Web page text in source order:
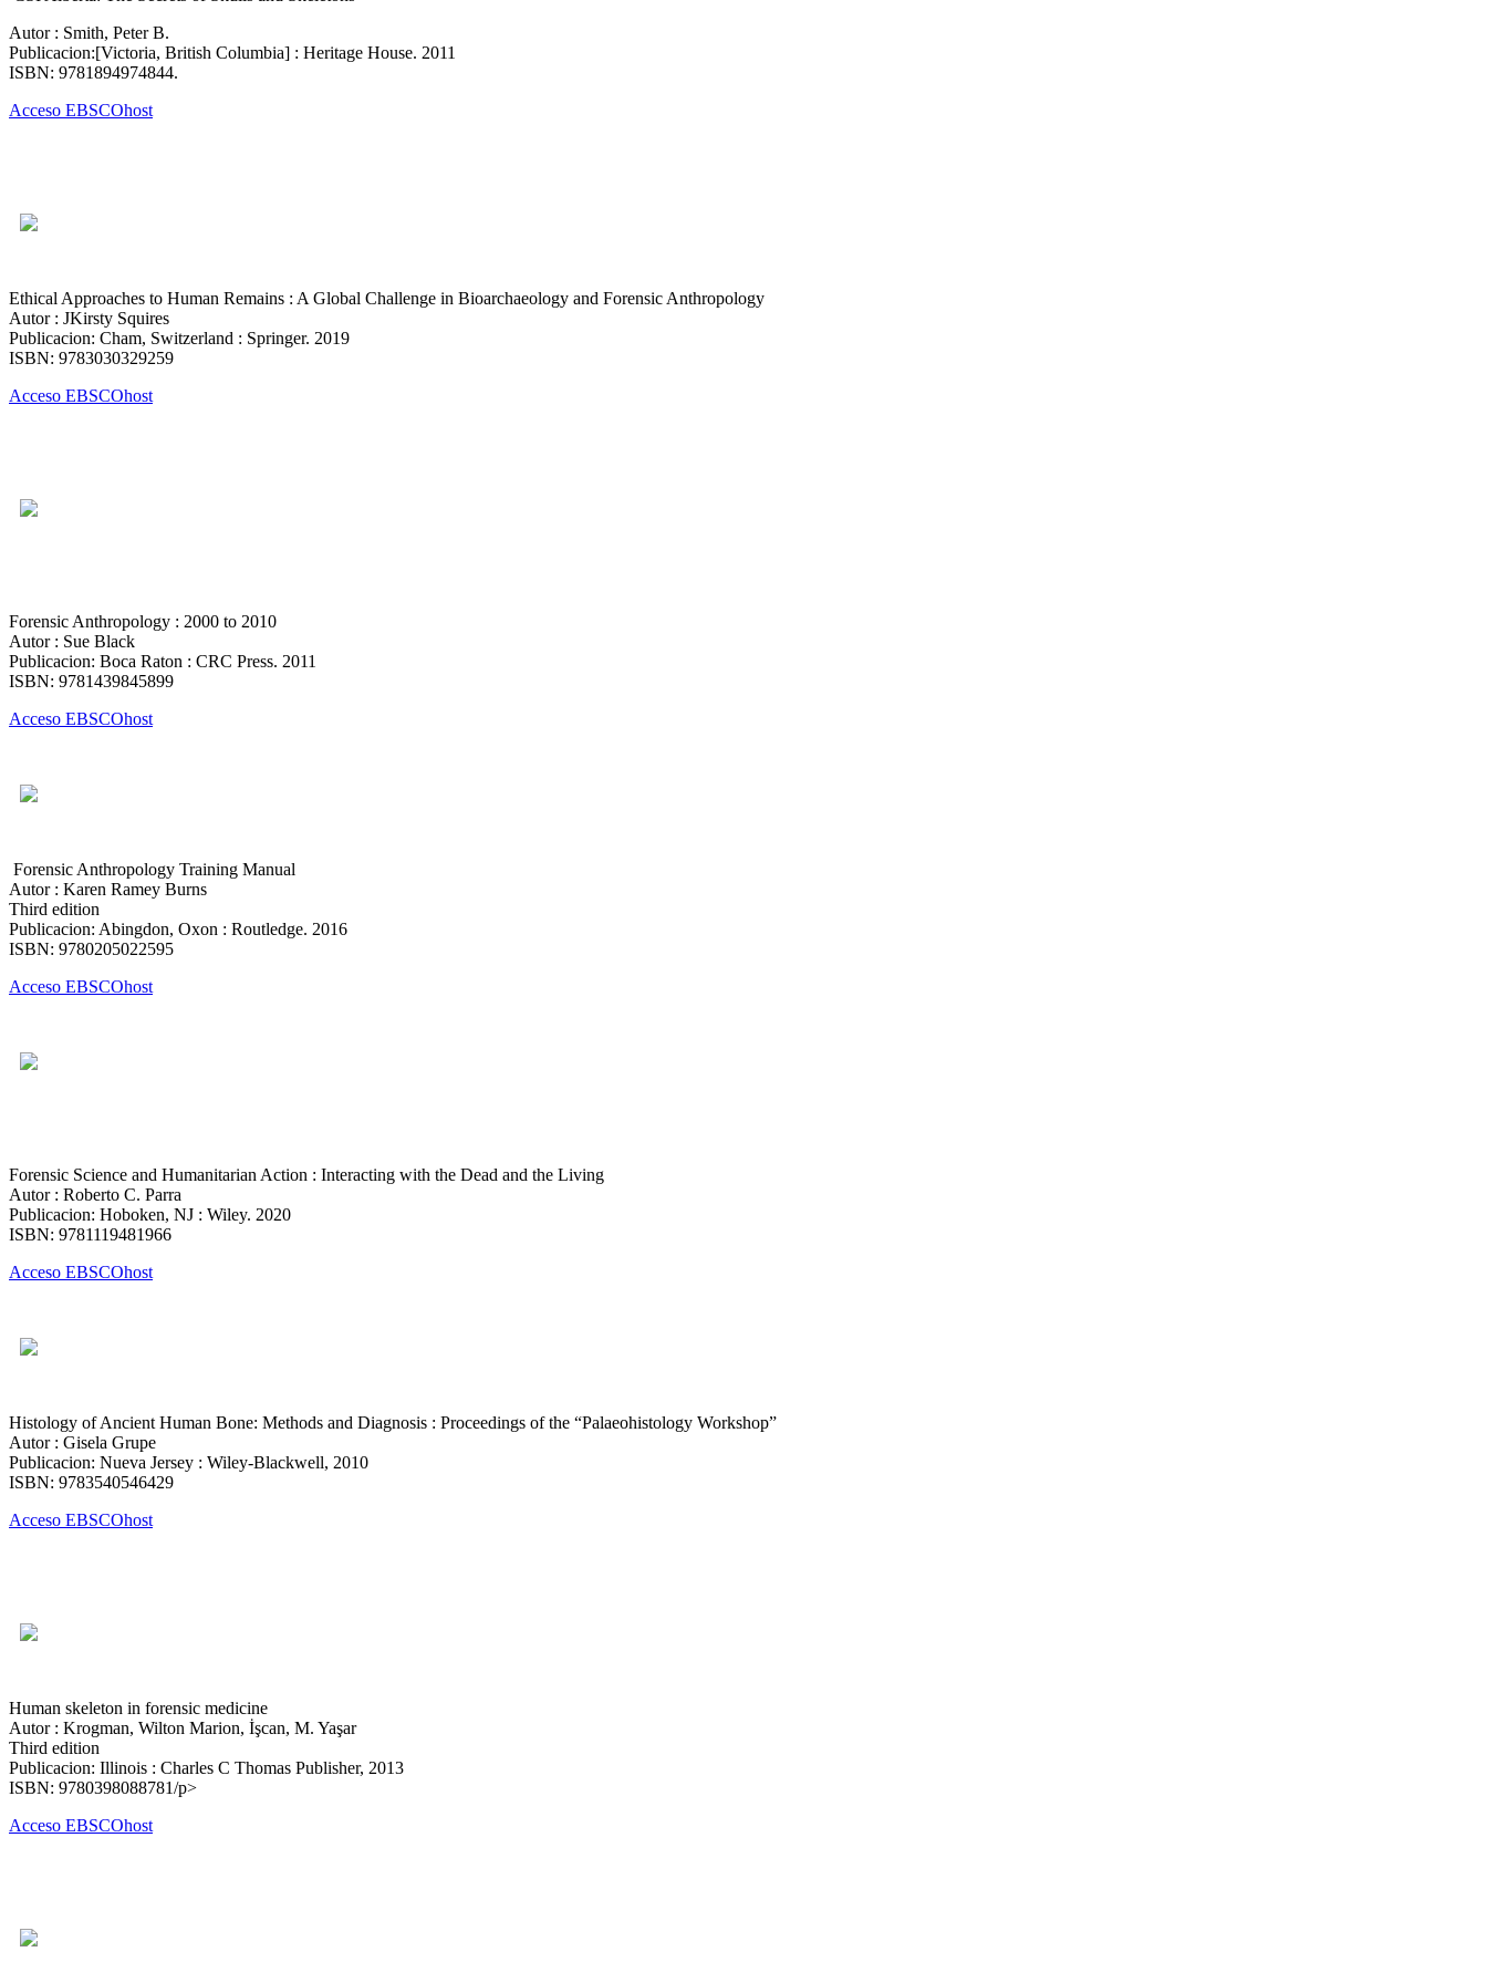
Autor : Smith, Peter B.
Publicacion:[Victoria, British Columbia] : Heritage House. 2011
ISBN: 9781894974844.
Acceso EBSCOhost
Ethical Approaches to Human Remains : A Global Challenge in Bioarchaeology and Forensic Anthropology
Autor : JKirsty Squires
Publicacion: Cham, Switzerland : Springer. 2019
ISBN: 9783030329259
Acceso EBSCOhost
Forensic Anthropology : 2000 to 2010
Autor : Sue Black
Publicacion: Boca Raton : CRC Press. 2011
ISBN: 9781439845899
Acceso EBSCOhost
Forensic Anthropology Training Manual
Autor : Karen Ramey Burns
Third edition
Publicacion: Abingdon, Oxon : Routledge. 2016
ISBN: 9780205022595
Acceso EBSCOhost
Forensic Science and Humanitarian Action : Interacting with the Dead and the Living
Autor : Roberto C. Parra
Publicacion: Hoboken, NJ : Wiley. 2020
ISBN: 9781119481966
Acceso EBSCOhost
Histology of Ancient Human Bone: Methods and Diagnosis : Proceedings of the “Palaeohistology Workshop”
Autor : Gisela Grupe
Publicacion: Nueva Jersey : Wiley-Blackwell, 2010
ISBN: 9783540546429
Acceso EBSCOhost
Human skeleton in forensic medicine
Autor : Krogman, Wilton Marion, İşcan, M. Yaşar
Third edition
Publicacion: Illinois : Charles C Thomas Publisher, 2013
ISBN: 9780398088781/p>
Acceso EBSCOhost